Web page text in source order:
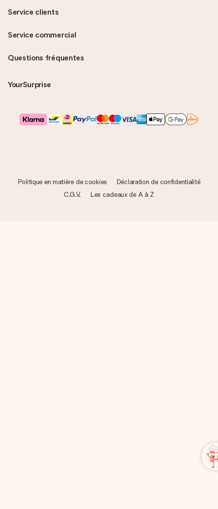
Questions fréquentes
YourSurprise
Service clients
Service commercial
Politique en matière de cookies
Déclaration de confidentialité
C.G.V.
Les cadeaux de A à Z